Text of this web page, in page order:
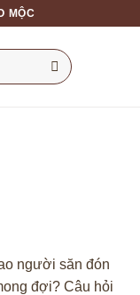
MỘC
người săn đón
đợi? Câu hỏi